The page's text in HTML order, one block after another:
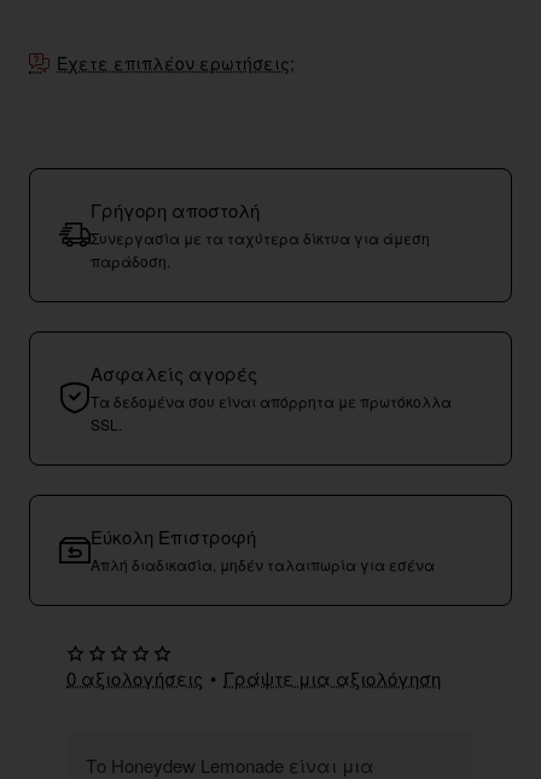
Εξαντληθηκε
Έχετε επιπλέον ερωτήσεις;
Γρήγορη αποστολή
Συνεργασία με τα ταχύτερα δίκτυα για άμεση
παράδοση.
Ασφαλείς αγορές
Τα δεδομένα σου είναι απόρρητα με πρωτόκολλα
SSL.
Εύκολη Επιστροφή
Απλή διαδικασία, μηδέν ταλαιπωρία για εσένα
Το Honeydew Lemonade είναι μια
0 αξιολογήσεις • Γράψτε μια αξιολόγηση